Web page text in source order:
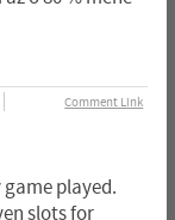
Comment Link
played.
slots for